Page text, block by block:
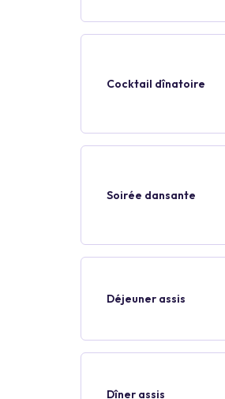
Cocktail dînatoire
Soirée dansante
Déjeuner assis
Dîner assis